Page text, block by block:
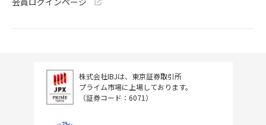
株式会社IBJは、東京証券取引所
プライム市場に上場しております。
（証券コード：6071）